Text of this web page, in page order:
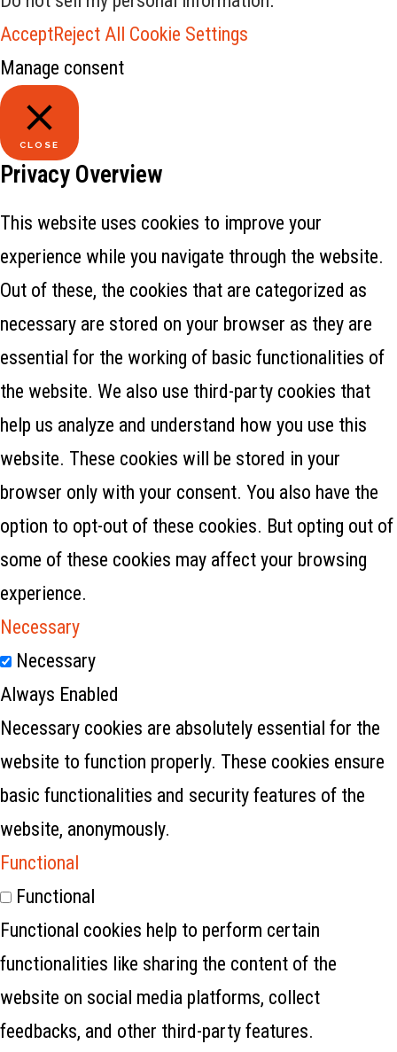
AcceptReject All Cookie Settings
Manage consent
CLOSE
Privacy Overview
This website uses cookies to improve your
experience while you navigate through the website.
Out of these, the cookies that are categorized as
necessary are stored on your browser as they are
essential for the working of basic functionalities of
the website. We also use third-party cookies that
help us analyze and understand how you use this
website. These cookies will be stored in your
browser only with your consent. You also have the
option to opt-out of these cookies. But opting out of
some of these cookies may affect your browsing
experience.
Necessary
Necessary
Always Enabled
Necessary cookies are absolutely essential for the
website to function properly. These cookies ensure
basic functionalities and security features of the
website, anonymously.
Functional
Functional
Functional cookies help to perform certain
functionalities like sharing the content of the
website on social media platforms, collect
feedbacks, and other third-party features.